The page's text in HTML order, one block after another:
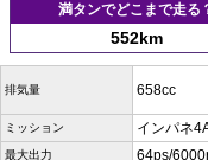
満タンでどこまで走る
552km
排気量 658cc
ミッション インパネ
最大出力 64ps/